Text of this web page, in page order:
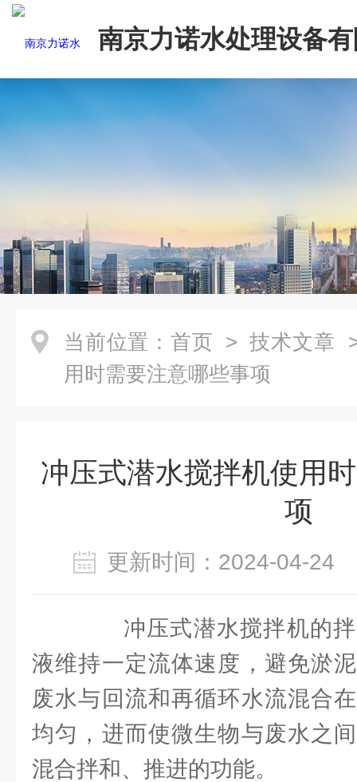
南京力诺水处理设备
当前位置： 首页 > 技术文章
用时需要注意哪些事项
冲压式潜水搅拌机使用
项
更新时间：2024-04-
冲压式潜水搅拌机的拌
液维持一定流体速度，避免淤
废水与回流和再循环水流混合
均匀，进而使微生物与废水之
混合拌和、推进的功能。